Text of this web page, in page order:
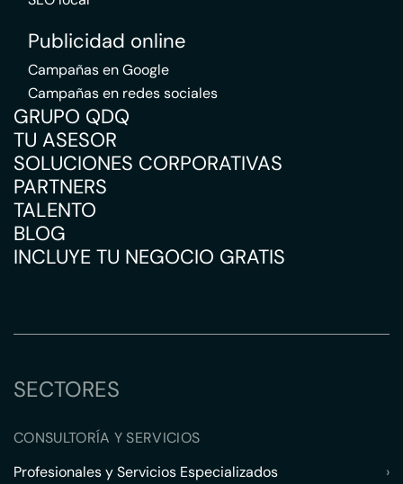
Publicidad online
Campañas en Google
Campañas en redes sociales
GRUPO QDQ
TU ASESOR
SOLUCIONES CORPORATIVAS
PARTNERS
TALENTO
BLOG
INCLUYE TU NEGOCIO GRATIS
SECTORES
CONSULTORÍA Y SERVICIOS
Profesionales y Servicios Especializados
›